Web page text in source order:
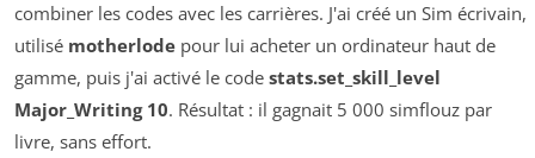
combiner les codes avec les carrières. J'ai créé un Sim écrivain,
utilisé motherlode pour lui acheter un ordinateur haut de
gamme, puis j'ai activé le code stats.set_skill_level
Major_Writing 10. Résultat : il gagnait 5 000 simflouz par
livre, sans effort.